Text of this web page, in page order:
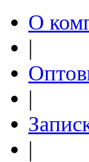
О
|
|
|